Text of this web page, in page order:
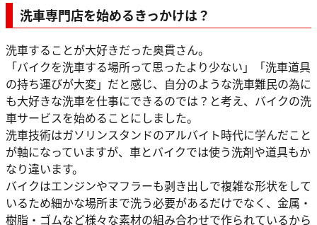
洗車専門店を始めるきっかけは？
洗車することが大好きだった奥貫さん。
「バイクを洗車する場所って思ったより少ない」「洗車道具
の持ち運びが大変」だと感じ、自分のような洗車難民の為に
も大好きな洗車を仕事にできるのでは？と考え、バイクの洗
車サービスを始めることにしました。
洗車技術はガソリンスタンドのアルバイト時代に学んだこと
が軸になっていますが、車とバイクでは使う洗剤や道具もか
なり違います。
バイクはエンジンやマフラーも剥き出しで複雑な形状をして
いるため細かな場所まで洗う必要があるだけでなく、金属・
樹脂・ゴムなど様々な素材の組み合わせで作られているから